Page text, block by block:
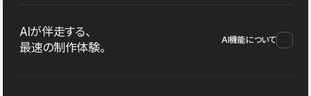
AIが伴走する、
最速の制作体験。
AI機能について